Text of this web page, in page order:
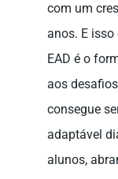
com um
anos. E
EAD é o
aos
consegue
adaptável
alunos,